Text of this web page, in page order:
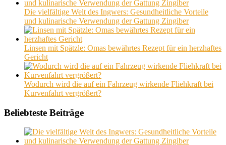
Die vielfältige Welt des Ingwers: Gesundheitliche Vorteile
und kulinarische Verwendung der Gattung Zingiber
Linsen mit Spätzle: Omas bewährtes Rezept für ein herzhaftes
Gericht
Wodurch wird die auf ein Fahrzeug wirkende Fliehkraft bei
Kurvenfahrt vergrößert?
Beliebteste Beiträge